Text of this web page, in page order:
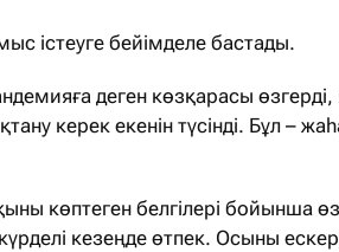
істеуге бейімделе бастады.
деген көзқарасы өзгерді,
керек екенін түсінді. Бұл –
көптеген белгілері бойынша
кезеңде өтпек. Осыны